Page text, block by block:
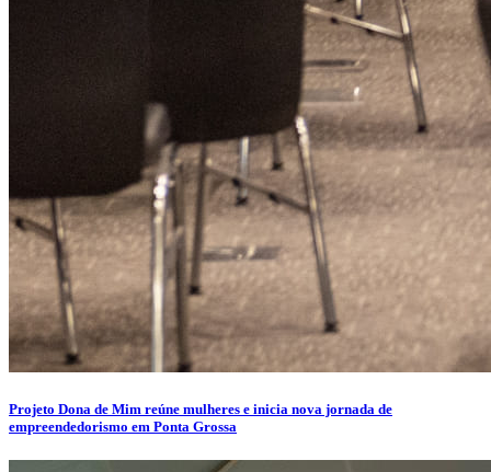
Projeto Dona de Mim reúne mulheres e inicia nova jornada de
empreendedorismo em Ponta Grossa